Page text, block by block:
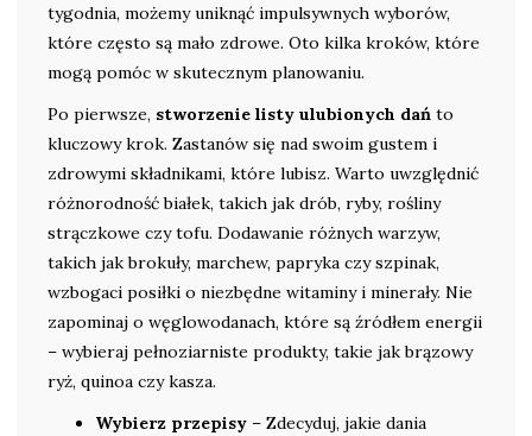
tygodnia, możemy uniknąć impulsywnych wyborów,
które często są mało zdrowe. Oto kilka kroków, które
mogą pomóc w skutecznym planowaniu.
Po pierwsze, stworzenie listy ulubionych dań to
kluczowy krok. Zastanów się nad swoim gustem i
zdrowymi składnikami, które lubisz. Warto uwzględnić
różnorodność białek, takich jak drób, ryby, rośliny
strączkowe czy tofu. Dodawanie różnych warzyw,
takich jak brokuły, marchew, papryka czy szpinak,
wzbogaci posiłki o niezbędne witaminy i minerały. Nie
zapominaj o węglowodanach, które są źródłem energii
– wybieraj pełnoziarniste produkty, takie jak brązowy
ryż, quinoa czy kasza.
Wybierz przepisy – Zdecyduj, jakie dania